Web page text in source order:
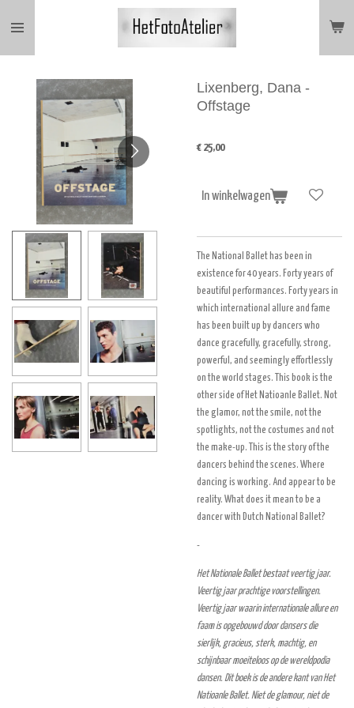
direct
hoofdinhoud
Lixenberg, Dana -
Offstage
€ 25,00
In winkelwagen
The National Ballet has been in
existence for 40 years. Forty years of
beautiful performances. Forty years in
which international allure and fame
has been built up by dancers who
dance gracefully, gracefully, strong,
powerful, and seemingly effortlessly
on the world stages. This book is the
other side of Het Natioanle Ballet. Not
the glamor, not the smile, not the
spotlights, not the costumes and not
the make-up. This is the story of the
dancers behind the scenes. Where
dancing is working. And appear to be
reality. What does it mean to be a
dancer with Dutch National Ballet?
-
Het Nationale Ballet bestaat veertig jaar.
Veertig jaar prachtige voorstellingen.
Veertig jaar waarin internationale allure en
faam is opgebouwd door dansers die
sierlijk, gracieus, sterk, machtig, en
schijnbaar moeiteloos op de wereldpodia
dansen. Dit boek is de andere kant van Het
Natioanle Ballet. Niet de glamour, niet de